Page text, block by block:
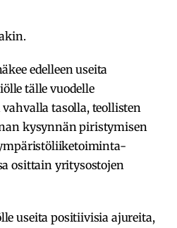
edelleen useita
tälle vuodelle
tasolla, teollisten
kysynnän piristymisen
osittain yritysostojen
useita positiivisia ajureita,